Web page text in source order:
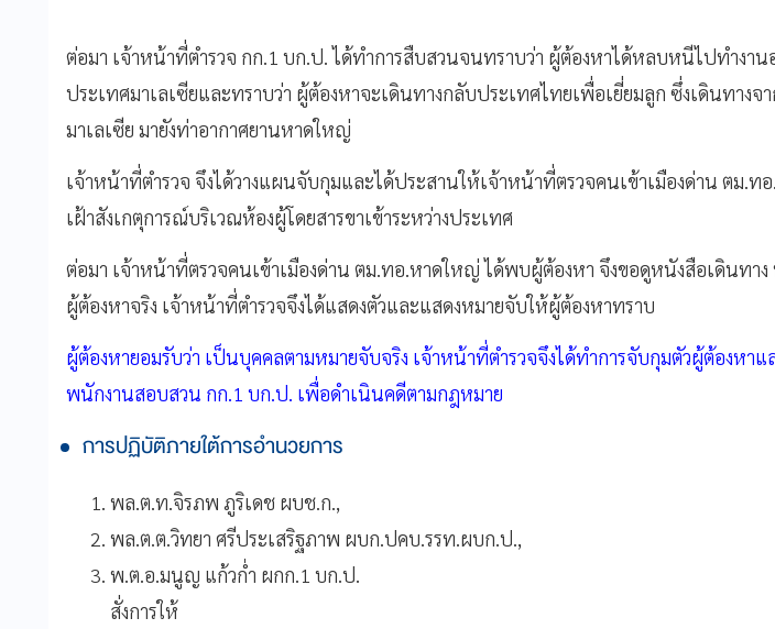
ต่อมา เจ้าหน้าที่ตำรวจ กก.1 บก.ป. ได้ทำการสืบสวนจนทราบว่า ผู้ต้องหาได้หลบหนีไปทำงาน
ประเทศมาเลเซียและทราบว่า ผู้ต้องหาจะเดินทางกลับประเทศไทยเพื่อเยี่ยมลูก ซึ่งเดินทางจ
มาเลเซีย มายังท่าอากาศยานหาดใหญ่
เจ้าหน้าที่ตำรวจ จึงได้วางแผนจับกุมและได้ประสานให้เจ้าหน้าที่ตรวจคนเข้าเมืองด่าน ตม.ท
เฝ้าสังเกตุการณ์บริเวณห้องผู้โดยสารขาเข้าระหว่างประเทศ
ต่อมา เจ้าหน้าที่ตรวจคนเข้าเมืองด่าน ตม.ทอ.หาดใหญ่ ได้พบผู้ต้องหา จึงขอดูหนังสือเดินทา
ผู้ต้องหาจริง เจ้าหน้าที่ตำรวจจึงได้แสดงตัวและแสดงหมายจับให้ผู้ต้องหาทราบ
ผู้ต้องหายอมรับว่า เป็นบุคคลตามหมายจับจริง เจ้าหน้าที่ตำรวจจึงได้ทำการจับกุมตัวผู้ต้องหาแ
พนักงานสอบสวน กก.1 บก.ป. เพื่อดำเนินคดีตามกฎหมาย
การปฏิบัติภายใต้การอำนวยการ
พล.ต.ท.จิรภพ ภูริเดช ผบช.ก.,
พล.ต.ต.วิทยา ศรีประเสริฐภาพ ผบก.ปคบ.รรท.ผบก.ป.,
พ.ต.อ.มนูญ แก้วก่ำ ผกก.1 บก.ป.
สั่งการให้